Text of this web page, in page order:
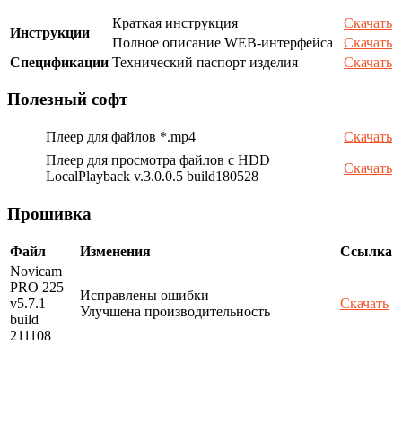
Инструкции
Краткая инструкция
Скачать
Полное описание WEB-интерфейса
Скачать
Спецификации Технический паспорт изделия Скачать
Полезный софт
Плеер для файлов *.mp4
Скачать
Плеер для просмотра файлов с HDD
LocalPlayback v.3.0.0.5 build180528
Скачать
Прошивка
Файл Изменения
Ссылка
Novicam
PRO 225
v5.7.1
build
211108
Исправлены ошибки
Улучшена производительность
Скачать